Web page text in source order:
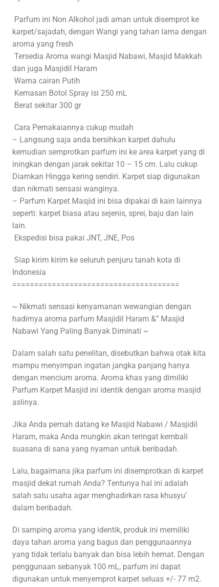
Parfum ini Non Alkohol jadi aman untuk disemprot ke
karpet/sajadah, dengan Wangi yang tahan lama dengan
aroma yang fresh
Tersedia Aroma wangi Masjid Nabawi, Masjid Makkah
dan juga Masjidil Haram
Warna cairan Putih
Kemasan Botol Spray isi 250 mL
Berat sekitar 300 gr
Cara Pemakaiannya cukup mudah
– Langsung saja anda bersihkan karpet dahulu
kemudian semprotkan parfum ini ke area karpet yang di
iningkan dengan jarak sekitar 10 – 15 cm. Lalu cukup
Diamkan Hingga kering sendiri. Karpet siap digunakan
dan nikmati sensasi wanginya.
– Parfum Karpet Masjid ini bisa dipakai di kain lainnya
seperti: karpet biasa atau sejenis, sprei, baju dan lain
lain.
Ekspedisi bisa pakai JNT, JNE, Pos
Siap kirim kirim ke seluruh penjuru tanah kota di
Indonesia
======================================
~ Nikmati sensasi kenyamanan wewangian dengan
hadirnya aroma parfum Masjidil Haram &” Masjid
Nabawi Yang Paling Banyak Diminati ~
Dalam salah satu penelitan, disebutkan bahwa otak kita
mampu menyimpan ingatan jangka panjang hanya
dengan mencium aroma. Aroma khas yang dimiliki
Parfum Karpet Masjid ini identik dengan aroma masjid
aslinya.
Jika Anda pernah datang ke Masjid Nabawi / Masjidil
Haram, maka Anda mungkin akan teringat kembali
suasana di sana yang nyaman untuk beribadah.
Lalu, bagaimana jika parfum ini disemprotkan di karpet
masjid dekat rumah Anda? Tentunya hal ini adalah
salah satu usaha agar menghadirkan rasa khusyu’
dalam beribadah.
Di samping aroma yang identik, produk ini memiliki
daya tahan aroma yang bagus dan penggunaannya
yang tidak terlalu banyak dan bisa lebih hemat. Dengan
penggunaan sebanyak 100 mL, parfum ini dapat
digunakan untuk menyemprot karpet seluas +/- 77 m2.